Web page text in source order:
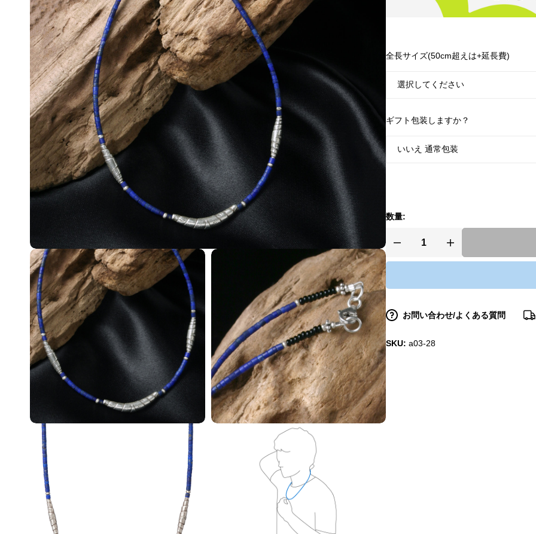
全長サイズ(50cm超えは+延長費)
ギフト包装しますか？
数量:
お問い合わせ/よくある質問
SKU: a03-28